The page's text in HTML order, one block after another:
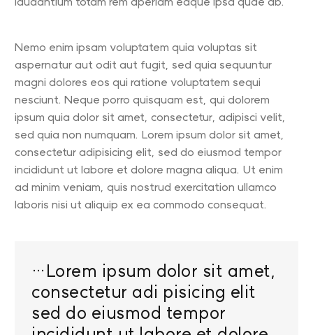
Nemo enim ipsam voluptatem quia voluptas sit
aspernatur aut odit aut fugit, sed quia sequuntur
magni dolores eos qui ratione voluptatem sequi
nesciunt. Neque porro quisquam est, qui dolorem
ipsum quia dolor sit amet, consectetur, adipisci velit,
sed quia non numquam. Lorem ipsum dolor sit amet,
consectetur adipisicing elit, sed do eiusmod tempor
incididunt ut labore et dolore magna aliqua. Ut enim
ad minim veniam, quis nostrud exercitation ullamco
laboris nisi ut aliquip ex ea commodo consequat.
…Lorem ipsum dolor sit amet,
consectetur adi pisicing elit
sed do eiusmod tempor